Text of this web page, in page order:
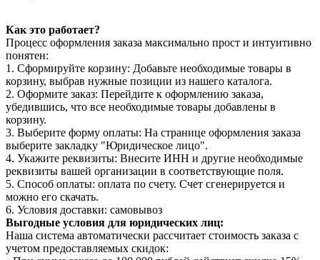
Как это работает?
Процесс оформления заказа максимально прост и интуитивно
понятен:
1. Сформируйте корзину: Добавьте необходимые товары в
корзину, выбрав нужные позиции из нашего каталога.
2. Оформите заказ: Перейдите к оформлению заказа,
убедившись, что все необходимые товары добавлены в
корзину.
3. Выберите форму оплаты: На странице оформления заказа
выберите закладку "Юридическое лицо".
4. Укажите реквизиты: Внесите ИНН и другие необходимые
реквизиты вашей организации в соответствующие поля.
5. Способ оплаты: оплата по счету. Счет сгенерируется и
можно его скачать.
6. Условия доставки: самовывоз
Выгодные условия для юридических лиц:
Наша система автоматически рассчитает стоимость заказа с
учетом предоставляемых скидок: